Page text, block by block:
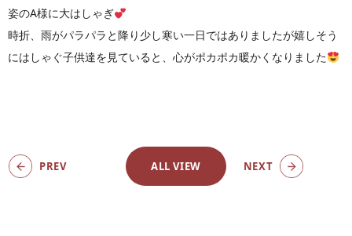
姿のA様に大はしゃぎ
時折、雨がパラパラと降り少し寒い一日ではありましたが嬉しそう
にはしゃぐ子供達を見ていると、心がポカポカ暖かくなりました
PREV ALL VIEW NEXT